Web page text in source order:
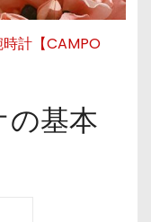
計【CAMPO
の基本